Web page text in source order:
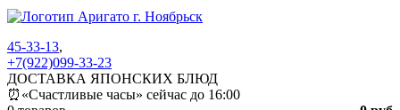
45-33-13,
+7(922)099-33-23
ДОСТАВКА ЯПОНСКИХ БЛЮД
⏰ «Счастливые часы» сейчас до 16:00